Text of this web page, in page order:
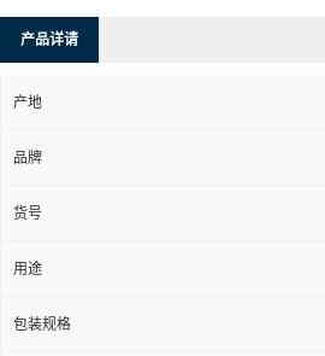
产品详请
产地
品牌
货号
用途
包装规格